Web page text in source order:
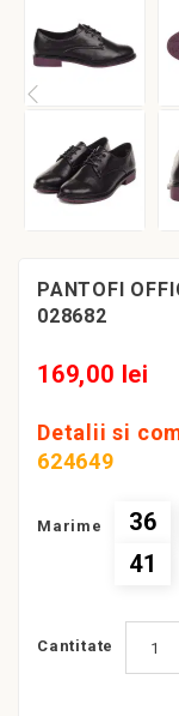
PANTOFI
028682
169,00 lei
Detalii si
624649
Marime 36
41
Cantitate